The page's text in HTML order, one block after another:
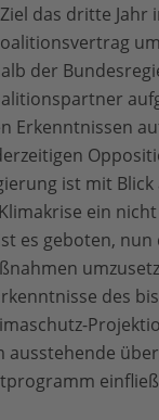
das dritte Jahr
der
Erkenntnissen
ist mit Blick
ein
es geboten, nun
des
ausstehende